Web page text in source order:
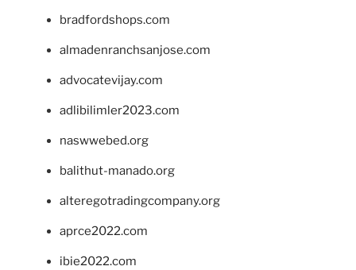
bradfordshops.com
almadenranchsanjose.com
advocatevijay.com
adlibilimler2023.com
naswwebed.org
balithut-manado.org
alteregotradingcompany.org
aprce2022.com
ibie2022.com